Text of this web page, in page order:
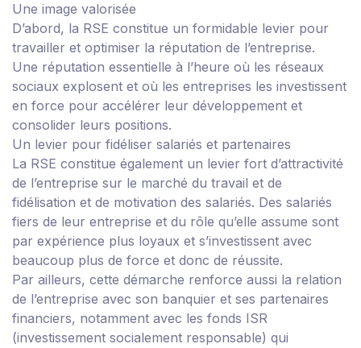
Une image valorisée
D’abord, la RSE constitue un formidable levier pour
travailler et optimiser la réputation de l’entreprise.
Une réputation essentielle à l’heure où les réseaux
sociaux explosent et où les entreprises les investissent
en force pour accélérer leur développement et
consolider leurs positions.
Un levier pour fidéliser salariés et partenaires
La RSE constitue également un levier fort d’attractivité
de l’entreprise sur le marché du travail et de
fidélisation et de motivation des salariés. Des salariés
fiers de leur entreprise et du rôle qu’elle assume sont
par expérience plus loyaux et s’investissent avec
beaucoup plus de force et donc de réussite.
Par ailleurs, cette démarche renforce aussi la relation
de l’entreprise avec son banquier et ses partenaires
financiers, notamment avec les fonds ISR
(investissement socialement responsable) qui